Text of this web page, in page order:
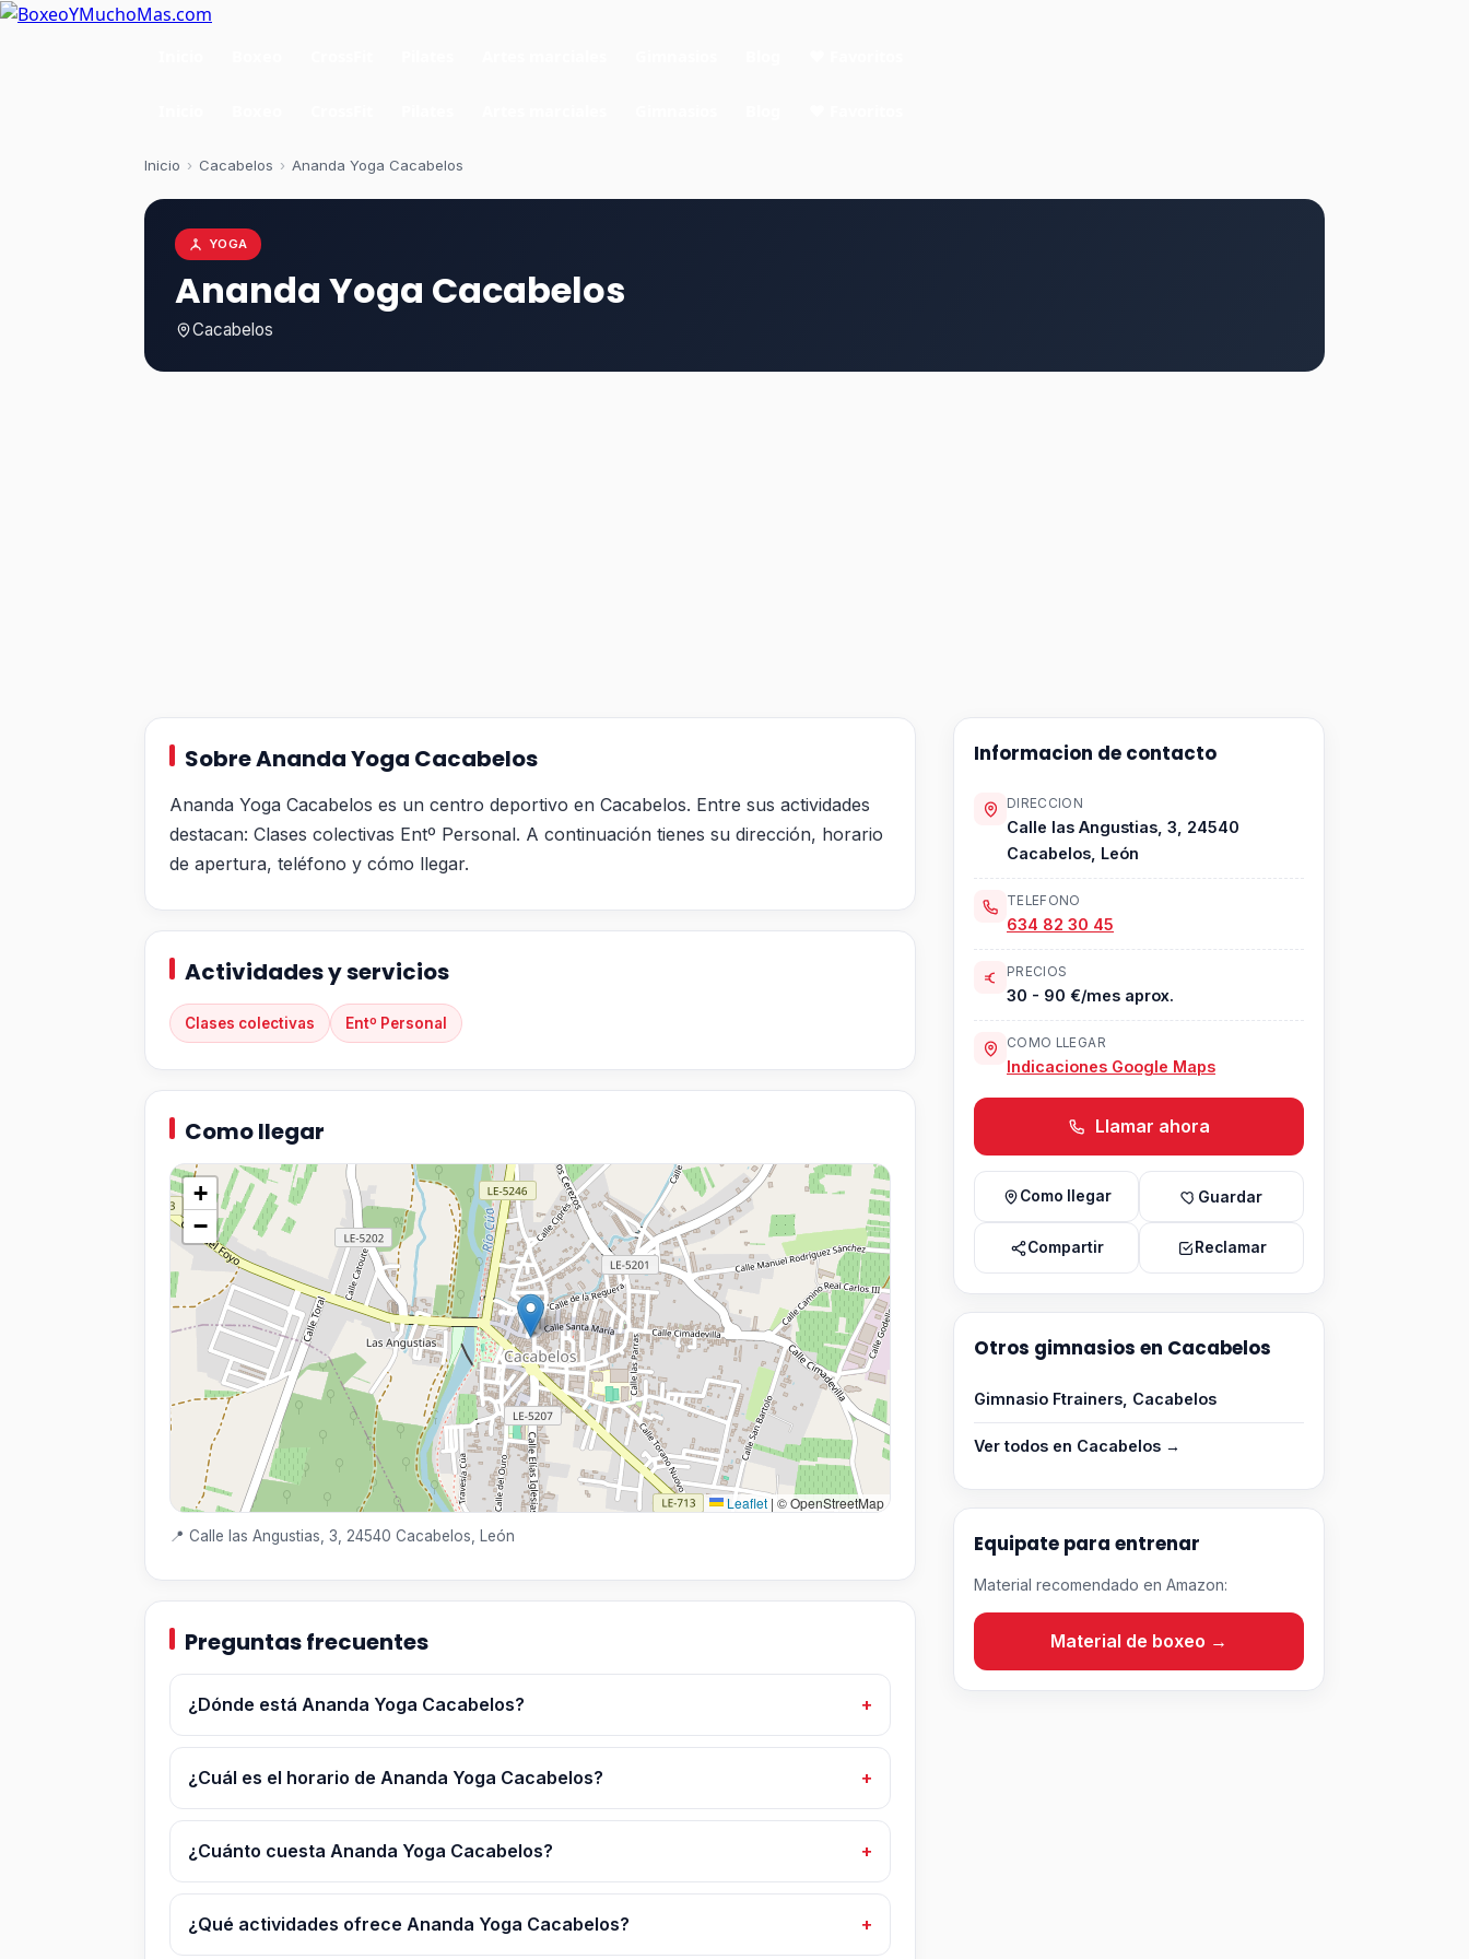
Inicio › Cacabelos › Ananda Yoga Cacabelos
YOGA
Ananda Yoga Cacabelos
Cacabelos
Sobre Ananda Yoga Cacabelos
Ananda Yoga Cacabelos es un centro deportivo en Cacabelos. Entre sus actividades
destacan: Clases colectivas Entº Personal. A continuación tienes su dirección, horario
de apertura, teléfono y cómo llegar.
Actividades y servicios
Clases colectivas Entº Personal
Como llegar
+
−
Leaflet | © OpenStreetMap
📍 Calle las Angustias, 3, 24540 Cacabelos, León
Preguntas frecuentes
¿Dónde está Ananda Yoga Cacabelos?
¿Cuál es el horario de Ananda Yoga Cacabelos?
¿Cuánto cuesta Ananda Yoga Cacabelos?
¿Qué actividades ofrece Ananda Yoga Cacabelos?
Informacion de contacto
DIRECCION
Calle las Angustias, 3, 24540
Cacabelos, León
TELEFONO
634 82 30 45
PRECIOS
30 - 90 €/mes aprox.
COMO LLEGAR
Indicaciones Google Maps
Llamar ahora
Como llegar Guardar
Compartir Reclamar
Otros gimnasios en Cacabelos
Gimnasio Ftrainers, Cacabelos
Ver todos en Cacabelos →
Equipate para entrenar
Material recomendado en Amazon:
Material de boxeo →